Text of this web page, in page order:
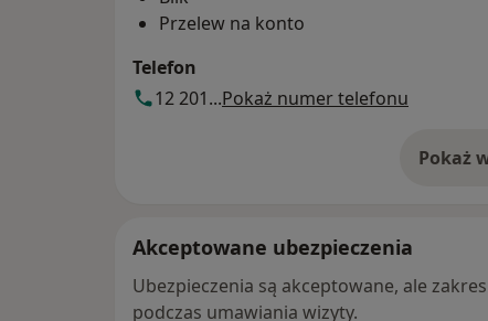
Przelew na konto
Telefon
12 201...Pokaż numer telefonu
Pokaż
Akceptowane ubezpieczenia
Ubezpieczenia są akceptowane, ale
podczas umawiania wizyty.